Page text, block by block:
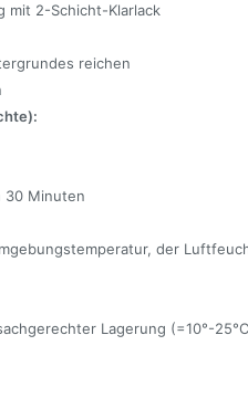
mit 2-Schicht-Klarlack
reichen
30 Minuten
der
Lagerung (=10°-